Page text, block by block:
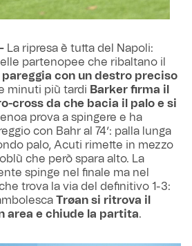
La ripresa è tutta del Napoli:
partenopee che ribaltano il
pareggia con un destro preciso
minuti più tardi Barker firma il
cross da che bacia il palo e si
prova a spingere e ha
con Bahr al 74’: palla lunga
palo, Acuti rimette in mezzo
che però spara alto. La
spinge nel finale ma nel
trova la via del definitivo 1-3:
Trøan si ritrova il
area e chiude la partita.